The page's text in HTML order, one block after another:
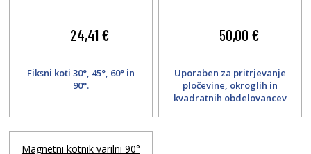
24,41 €
Fiksni koti 30°, 45°, 60° in
90°.
50,00 €
Uporaben za pritrjevanje
pločevine, okroglih in
kvadratnih obdelovancev
Magnetni kotnik varilni 90°